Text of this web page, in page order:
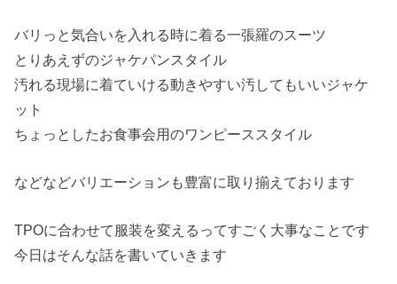
バリっと気合いを入れる時に着る一張羅のスーツ
とりあえずのジャケパンスタイル
汚れる現場に着ていける動きやすい汚してもいいジャケ
ット
ちょっとしたお食事会用のワンピーススタイル
などなどバリエーションも豊富に取り揃えております
TPOに合わせて服装を変えるってすごく大事なことです
今日はそんな話を書いていきます